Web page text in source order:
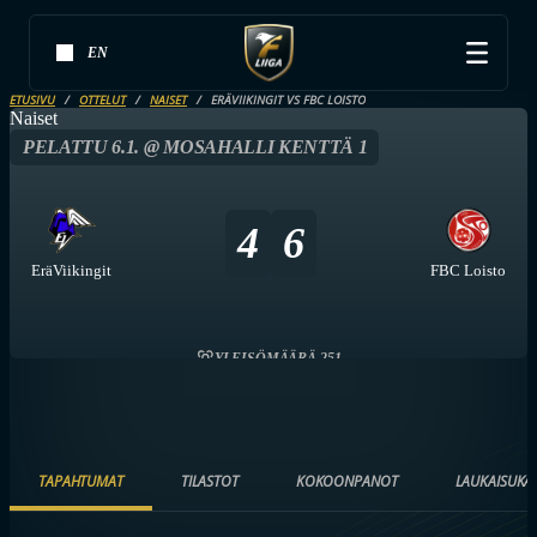
EN
ETUSIVU OTTELUT NAISET ERÄVIIKINGIT VS FBC LOISTO
Naiset
PELATTU 6.1. @ MOSAHALLI KENTTÄ 1
EräViikingit
4 6
FBC Loisto
YLEISÖMÄÄRÄ 251
TAPAHTUMAT TILASTOT KOKOONPANOT